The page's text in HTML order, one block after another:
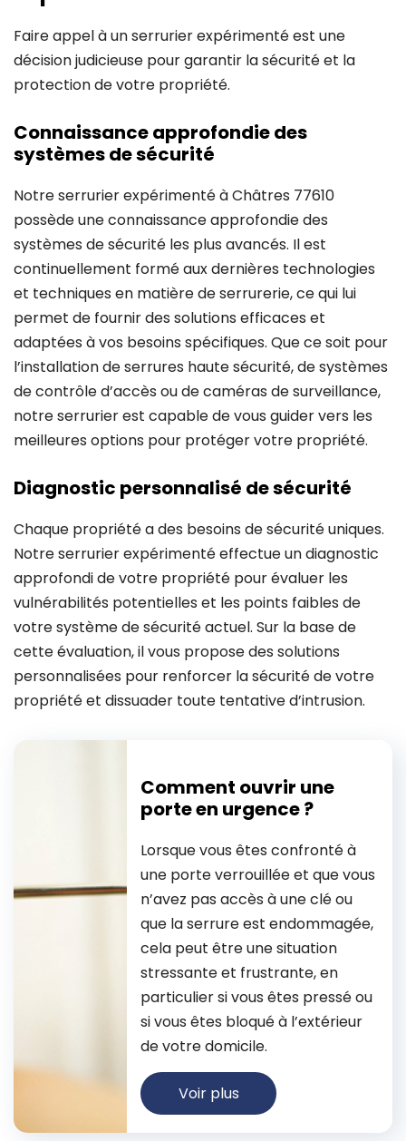
Faire appel à un serrurier expérimenté est une
décision judicieuse pour garantir la sécurité et la
protection de votre propriété.
Connaissance approfondie des
systèmes de sécurité
Notre serrurier expérimenté à Châtres 77610
possède une connaissance approfondie des
systèmes de sécurité les plus avancés. Il est
continuellement formé aux dernières technologies
et techniques en matière de serrurerie, ce qui lui
permet de fournir des solutions efficaces et
adaptées à vos besoins spécifiques. Que ce soit pour
l’installation de serrures haute sécurité, de systèmes
de contrôle d’accès ou de caméras de surveillance,
notre serrurier est capable de vous guider vers les
meilleures options pour protéger votre propriété.
Diagnostic personnalisé de sécurité
Chaque propriété a des besoins de sécurité uniques.
Notre serrurier expérimenté effectue un diagnostic
approfondi de votre propriété pour évaluer les
vulnérabilités potentielles et les points faibles de
votre système de sécurité actuel. Sur la base de
cette évaluation, il vous propose des solutions
personnalisées pour renforcer la sécurité de votre
propriété et dissuader toute tentative d’intrusion.
Comment ouvrir une
porte en urgence ?
Lorsque vous êtes confronté à
une porte verrouillée et que vous
n’avez pas accès à une clé ou
que la serrure est endommagée,
cela peut être une situation
stressante et frustrante, en
particulier si vous êtes pressé ou
si vous êtes bloqué à l’extérieur
de votre domicile.
Voir plus